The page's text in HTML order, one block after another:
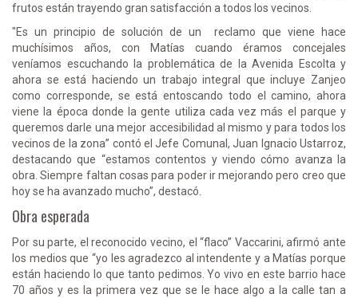
frutos están trayendo gran satisfacción a todos los vecinos.
"Es un principio de solución de un reclamo que viene hace
muchísimos años, con Matías cuando éramos concejales
veníamos escuchando la problemática de la Avenida Escolta y
ahora se está haciendo un trabajo integral que incluye Zanjeo
como corresponde, se está entoscando todo el camino, ahora
viene la época donde la gente utiliza cada vez más el parque y
queremos darle una mejor accesibilidad al mismo y para todos los
vecinos de la zona” contó el Jefe Comunal, Juan Ignacio Ustarroz,
destacando que “estamos contentos y viendo cómo avanza la
obra. Siempre faltan cosas para poder ir mejorando pero creo que
hoy se ha avanzado mucho”, destacó.
Obra esperada
Por su parte, el reconocido vecino, el “flaco” Vaccarini, afirmó ante
los medios que “yo les agradezco al intendente y a Matías porque
están haciendo lo que tanto pedimos. Yo vivo en este barrio hace
70 años y es la primera vez que se le hace algo a la calle tan a